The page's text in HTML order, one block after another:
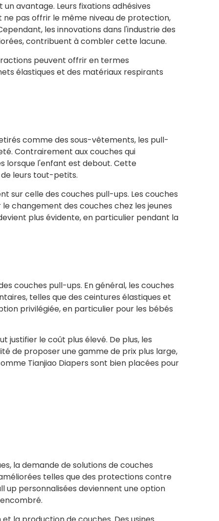
avantage. Leurs fixations adhésives
pas offrir le même niveau de protection,
les innovations dans l'industrie des
contribuent à combler cette lacune.
peuvent offrir en termes
élastiques et des matériaux respirants
comme des sous-vêtements, les pull-
Contrairement aux couches qui
lorsque l'enfant est debout. Cette
leurs tout-petits.
sur celle des couches pull-ups. Les couches
changement des couches chez les jeunes
plus évidente, en particulier pendant la
couches pull-ups. En général, les couches
telles que des ceintures élastiques et
privilégiée, en particulier pour les bébés
le coût plus élevé. De plus, les
de proposer une gamme de prix plus large,
Tianjiao Diapers sont bien placées pour
la demande de solutions de couches
telles que des protections contre
up personnalisées deviennent une option